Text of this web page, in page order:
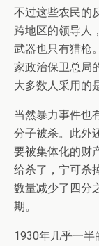
不过这些农民的
跨地区的领导人
武器也只有猎枪
家政治保卫总局
大多数人采用的
当然暴力事件也
分子被杀。此外
要被集体化的财
给杀了，宁可杀
数量减少了四分
期。
1930年几乎一半